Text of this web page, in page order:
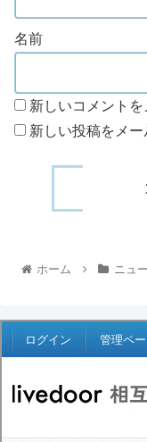
名前
新しいコメント
新しい投稿をメ
ホーム ニュ